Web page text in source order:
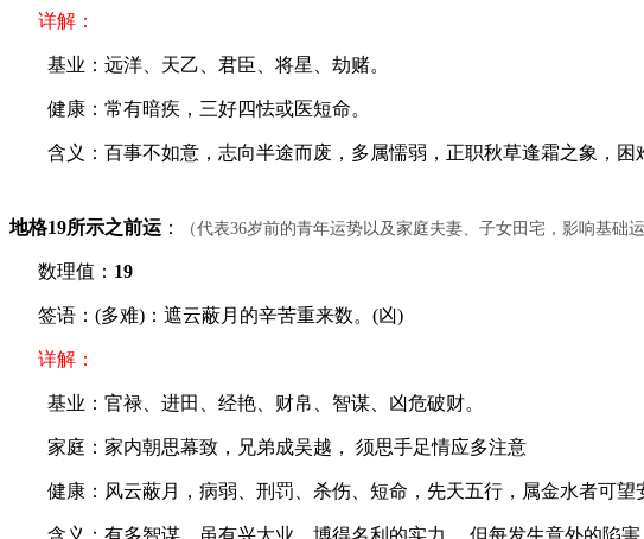
详解：
基业：远洋、天乙、君臣、将星、劫赌。
健康：常有暗疾，三好四怯或医短命。
含义：百事不如意，志向半途而废，多属懦弱，正职秋草逢霜之象，困
地格19所示之前运 ： （代表36岁前的青年运势以及家庭夫妻、子女田宅，影响基础运
数理值： 19
签语：(多难)：遮云蔽月的辛苦重来数。(凶)
详解：
基业：官禄、进田、经艳、财帛、智谋、凶危破财。
家庭：家内朝思幕致，兄弟成吴越， 须思手足情应多注意
健康：风云蔽月，病弱、刑罚、杀伤、短命，先天五行，属金水者可望
含义：有多智谋，虽有兴大业，博得名利的实力， 但每发生意外的陷害